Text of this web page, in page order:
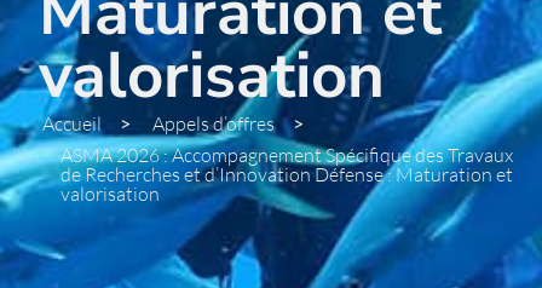
valorisation
Accueil > Appels d’offres >
ASMA 2026 : Accompagnement Spécifique des Travaux
de Recherches et d’Innovation Défense : Maturation et
valorisation